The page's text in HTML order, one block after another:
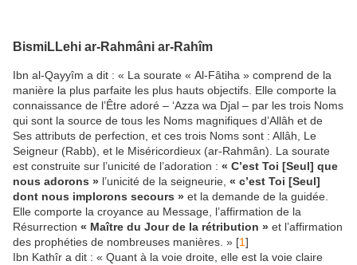
BismiLLehi ar-Rahmâni ar-Rahîm
Ibn al-Qayyîm a dit : « La sourate « Al-Fâtiha » comprend de la
manière la plus parfaite les plus hauts objectifs. Elle comporte la
connaissance de l’Être adoré – ‘Azza wa Djal – par les trois Noms
qui sont la source de tous les Noms magnifiques d’Allâh et de
Ses attributs de perfection, et ces trois Noms sont : Allâh, Le
Seigneur (Rabb), et le Miséricordieux (ar-Rahmân). La sourate
est construite sur l’unicité de l’adoration : « C’est Toi [Seul] que
nous adorons » l’unicité de la seigneurie, « c’est Toi [Seul]
dont nous implorons secours » et la demande de la guidée.
Elle comporte la croyance au Message, l’affirmation de la
Résurrection « Maître du Jour de la rétribution » et l’affirmation
des prophéties de nombreuses manières. » [1]
Ibn Kathîr a dit : « Quant à la voie droite, elle est la voie claire